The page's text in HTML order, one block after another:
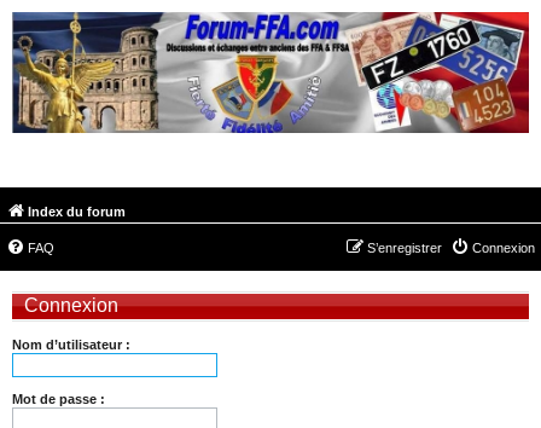
Index du forum
FAQ Connexion
S’enregistrer
Connexion
Nom d’utilisateur :
Mot de passe :